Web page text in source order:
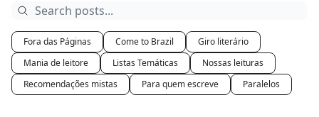
Fora das Páginas Come to Brazil
Giro literário
Mania de leitore
Listas Temáticas
Nossas leituras
Recomendações mistas
Para quem escreve Paralelos